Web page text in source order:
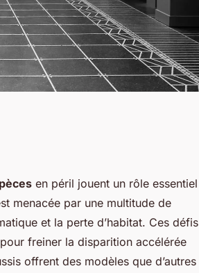
en péril jouent un rôle essentiel
menacée par une multitude de
et la perte d’habitat. Ces défis
freiner la disparition accélérée
offrent des modèles que d’autres